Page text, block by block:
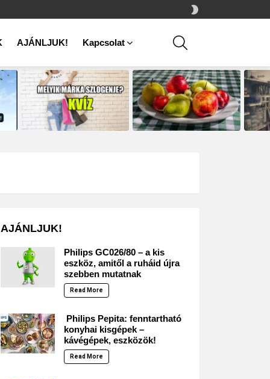
SKIN
AJÁNLJUK! Kapcsolat
AJÁNLJUK!
Philips GC026/80 – a kis
eszköz, amitől a ruháid újra
szebben mutatnak
Read More
Philips Pepita: fenntartható
konyhai kisgépek –
kávégépek, eszközök!
Read More